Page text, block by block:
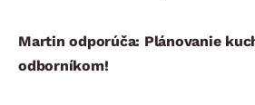
Martin odporúča: Plánovanie
odborníkom!